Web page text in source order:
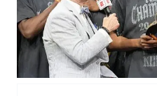
我
今